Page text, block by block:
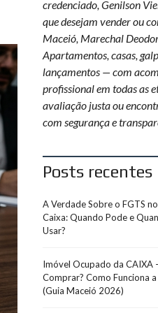
credenciado, Genilson
que desejam vender ou
Maceió, Marechal
Apartamentos, casas,
lançamentos — com
profissional em todas as
avaliação justa ou
com segurança e
Posts recentes
A Verdade Sobre o FGTS
Caixa: Quando Pode e
Usar?
Imóvel Ocupado da CAIXA
Comprar? Como Funciona
(Guia Maceió 2026)